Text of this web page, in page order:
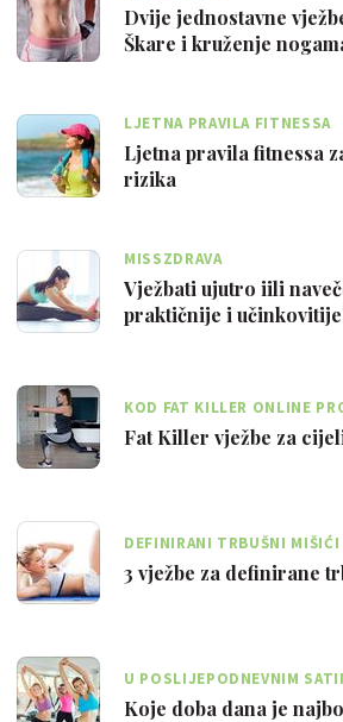
Dvije jednostavne
Škare i kruženje
LJETNA PRAVILA FITNESSA
Ljetna pravila fitnessa
rizika
MISSZDRAVA
Vježbati ujutro iili
praktičnije i
KOD FAT KILLER ONLINE
SE POSTAVLJAJU I
Fat Killer vježbe za
DEFINIRANI TRBUŠNI
ISTOPIŠ MASNE NASLAGE
3 vježbe za definirane
U POSLIJEPODNEVNIM
TRENINGE SNAGE
Koje doba dana je